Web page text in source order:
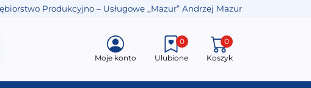
Produkcyjno – Usługowe ,,Mazur” Andrzej Mazur
Moje konto Ulubione
0
Koszyk
0